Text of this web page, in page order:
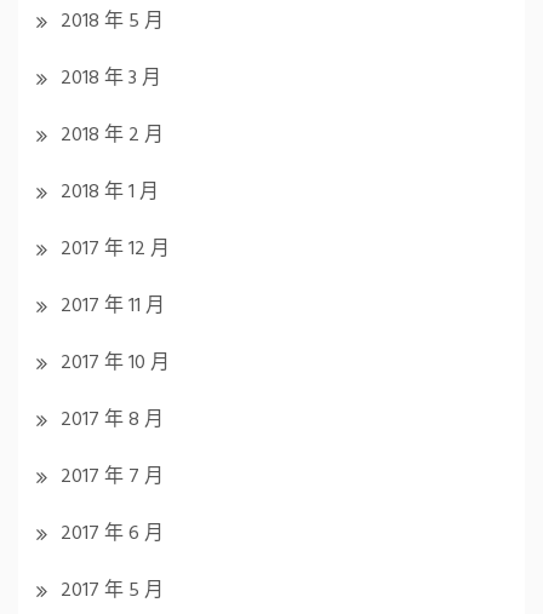
2018 年 5 月
2018 年 3 月
2018 年 2 月
2018 年 1 月
2017 年 12 月
2017 年 11 月
2017 年 10 月
2017 年 8 月
2017 年 7 月
2017 年 6 月
2017 年 5 月